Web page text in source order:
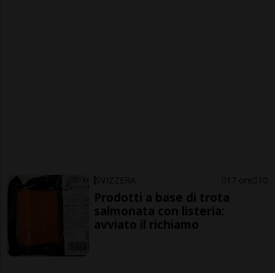
SVIZZERA 17 ore 10
Prodotti a base di trota
salmonata con listeria:
avviato il richiamo